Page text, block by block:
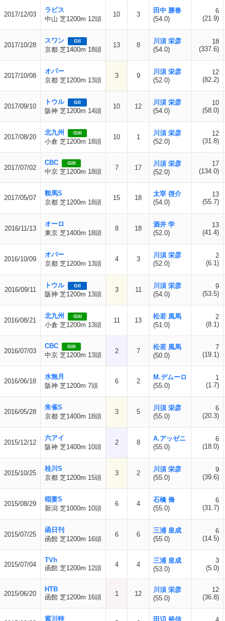
2017/12/03
ラピス
中山 芝1200m 12頭
10 3
田中 勝春
(54.0)
6
(21.9)
2017/10/28
スワン GII
京都 芝1400m 18頭
13 8
川須 栄彦
(54.0)
18
(337.6)
2017/10/08
オパー
京都 芝1200m 13頭
3 9
川須 栄彦
(52.0)
12
(82.2)
2017/09/10
トウル GII
阪神 芝1200m 14頭
10 12
川須 栄彦
(54.0)
10
(58.0)
2017/08/20
北九州 GIII
小倉 芝1200m 18頭
10 1
川須 栄彦
(52.0)
12
(31.8)
2017/07/02
CBC GIII
中京 芝1200m 18頭
7 17
川須 栄彦
(52.0)
17
(134.0)
2017/05/07
鞍馬S
京都 芝1200m 18頭
15 18
太宰 啓介
(54.0)
13
(55.7)
2016/11/13
オーロ
東京 芝1400m 18頭
8 18
酒井 学
(52.0)
13
(41.4)
2016/10/09
オパー
京都 芝1200m 13頭
4 3
川須 栄彦
(52.0)
2
(6.1)
2016/09/11
トウル GII
阪神 芝1200m 13頭
3 11
川須 栄彦
(54.0)
9
(53.5)
2016/08/21
北九州 GIII
小倉 芝1200m 13頭
11 13
松若 風馬
(51.0)
2
(8.1)
2016/07/03
CBC GIII
中京 芝1200m 13頭
2 7
松若 風馬
(50.0)
7
(19.1)
2016/06/18
水無月
阪神 芝1200m 7頭
6 2
M.デムーロ
(55.0)
1
(1.7)
2016/05/28
朱雀S
京都 芝1400m 18頭
3 5
川須 栄彦
(55.0)
6
(20.3)
2015/12/12
六アイ
阪神 芝1400m 10頭
2 8
A.アッゼニ
(55.0)
6
(18.0)
2015/10/25
桂川S
京都 芝1200m 15頭
3 2
川須 栄彦
(55.0)
9
(39.6)
2015/08/29
稲妻S
新潟 芝1000m 10頭
6 4
石橋 脩
(55.0)
6
(31.7)
2015/07/25
函日刊
函館 芝1200m 16頭
6 6
三浦 皇成
(55.0)
6
(14.5)
2015/07/04
TVh
函館 芝1200m 12頭
4 4
三浦 皇成
(53.0)
3
(5.0)
2015/06/20
HTB
函館 芝1200m 16頭
1 12
川須 栄彦
(55.0)
12
(36.8)
紫川特 田辺 裕信